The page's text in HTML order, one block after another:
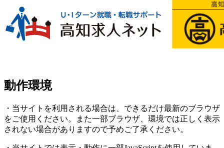
動作環境
・当サイトを利用される場合は、できるだけ最新のブラウザ
をご使用ください。また一部ブラウザ、環境では正しく表示
されない場合がありますので予めご了承ください。